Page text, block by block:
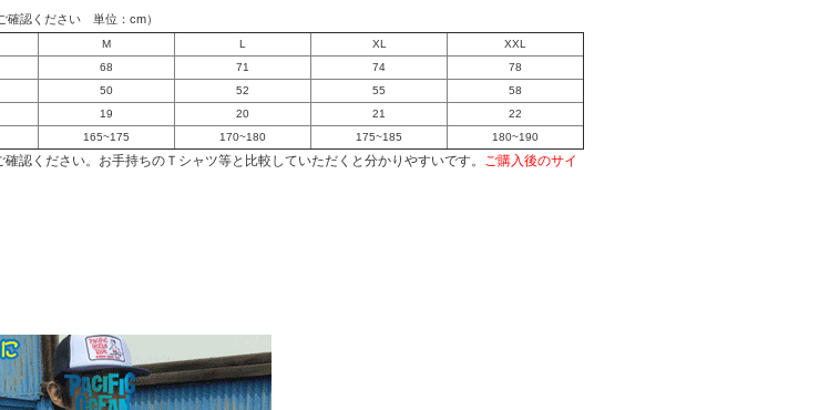
確認ください 単位：cm）
M L XL
XXL
68 71 74
78
50 52 55
58
19 20 21
22
165~175 170~180 175~185 180~190
認ください。お手持ちのＴシャツ等と比較していただくと分かりやすいです。 ご購入後のサイ